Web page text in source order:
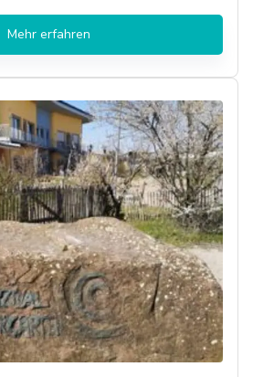
Mehr erfahren